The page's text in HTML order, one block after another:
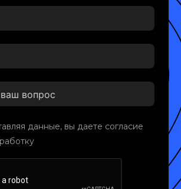
данные, вы даете согласие